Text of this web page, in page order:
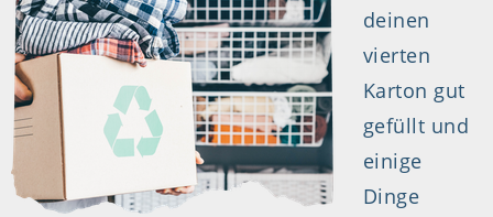
deinen
vierten
Karton gut
gefüllt und
einige
Dinge